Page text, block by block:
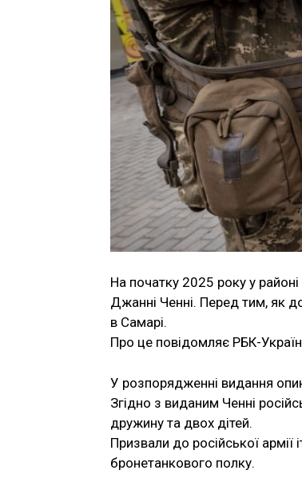
На початку 2025 року у
Джанні Ченні. Перед тим, як
в Самарі.
Про це повідомляє РБК-
У розпорядженні видання
Згідно з виданим Ченні
дружину та двох дітей.
Призвали до російської армії
бронетанкового полку.